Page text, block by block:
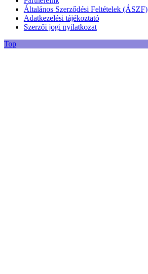
Általános Szerződési Feltételek (ÁSZF)
Adatkezelési tájékoztató
Szerzői jogi nyilatkozat
Top